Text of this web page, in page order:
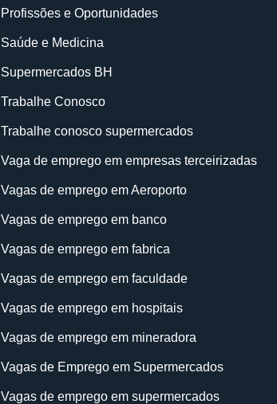
Profissões e Oportunidades
Saúde e Medicina
Supermercados BH
Trabalhe Conosco
Trabalhe conosco supermercados
Vaga de emprego em empresas terceirizadas
Vagas de emprego em Aeroporto
Vagas de emprego em banco
Vagas de emprego em fabrica
Vagas de emprego em faculdade
Vagas de emprego em hospitais
Vagas de emprego em mineradora
Vagas de Emprego em Supermercados
Vagas de emprego em supermercados